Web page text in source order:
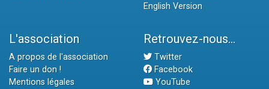
English Version
L'association
A propos de l'association
Faire un don !
Mentions légales
Retrouvez-nous...
Twitter
Facebook
YouTube